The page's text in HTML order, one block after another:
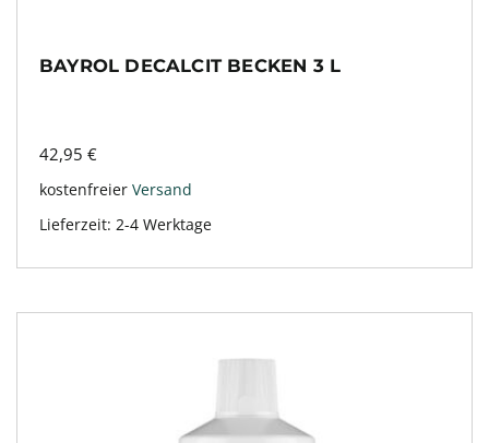
BAYROL DECALCIT BECKEN 3 L
42,95 €
kostenfreier Versand
Lieferzeit: 2-4 Werktage